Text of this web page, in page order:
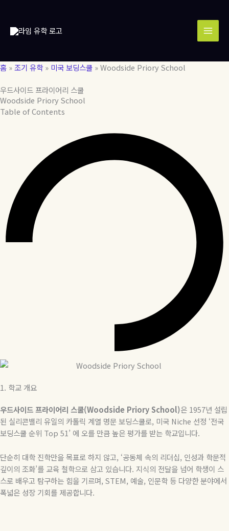
너
기
홈 »조기 유학 » 미국 보딩스쿨 »Woodside Priory School
우드사이드 프라이어리 스쿨
Woodside Priory School
Table of Contents
1. 학교 개요
우드사이드 프라이어리 스쿨(Woodside Priory School)은 1957년 설립
된 실리콘밸리 유일의 카톨릭 계열 명문보딩스쿨로, 미국 Niche 선정 ‘전국
보딩스쿨순위 Top 51’ 에 오를 만큼높은평가를 받는 학교입니다.
단순히 대학 진학만을 목표로 하지 않고, ‘공동체 속의 리더십, 인성과 학문적
깊이의 조화’를 교육 철학으로 삼고 있습니다. 지식의 전달을 넘어 학생이 스
스로 배우고 탐구하는 힘을 기르며, STEM, 예술, 인문학 등 다양한 분야에서
폭넓은 성장 기회를 제공합니다.